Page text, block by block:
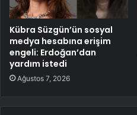
Kübra Süzgün’ün sosyal
medya hesabına erişim
engeli: Erdoğan’dan
yardım istedi
Ağustos 7, 2026